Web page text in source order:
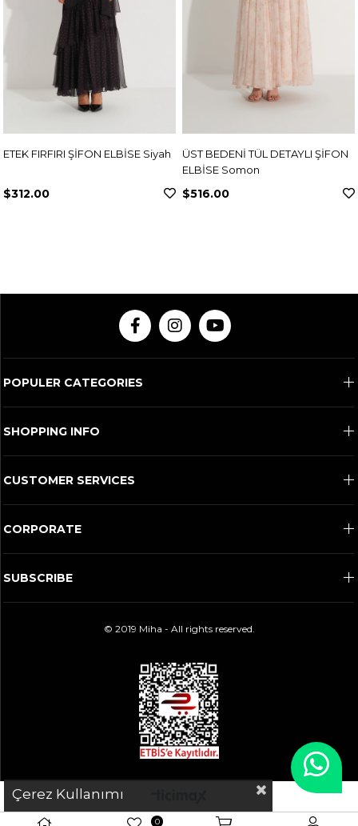
ETEK FIRFIRI ŞİFON ELBİSE Siyah
$312.00
ÜST BEDENİ TÜL DETAYLI ŞİFON
ELBİSE Somon
$516.00
POPULER CATEGORIES
SHOPPING INFO
CUSTOMER SERVICES
CORPORATE
SUBSCRIBE
© 2019 Miha - All rights reserved.
Çerez Kullanımı
0